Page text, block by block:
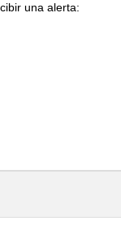
una alerta: